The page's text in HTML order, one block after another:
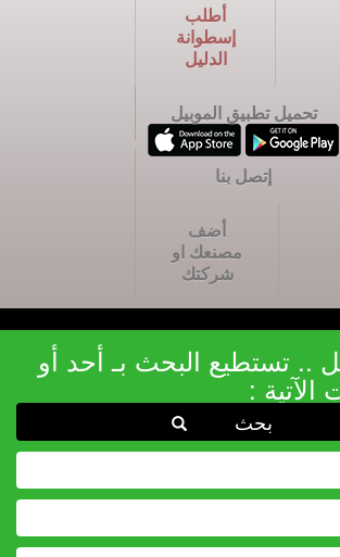
أطلب
إسطوانة
الدليل
تحميل تطبيق الموبيل
إتصل بنا
أضف
مصنعك او
شركتك
.. تستطيع البحث بـ أحد أو
الآتية :